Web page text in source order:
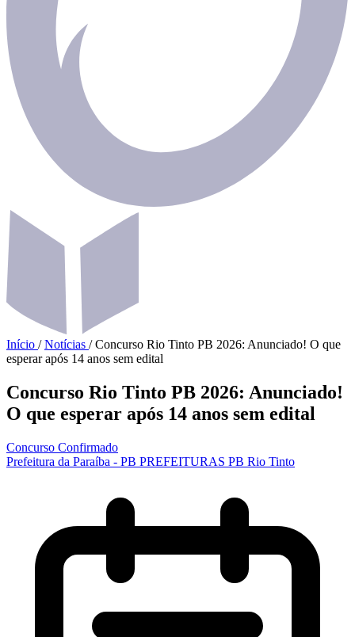
Início / Notícias / Concurso Rio Tinto PB 2026: Anunciado! O que
esperar após 14 anos sem edital
Concurso Rio Tinto PB 2026: Anunciado!
O que esperar após 14 anos sem edital
Concurso Confirmado
Prefeitura da Paraíba - PB PREFEITURAS PB Rio Tinto